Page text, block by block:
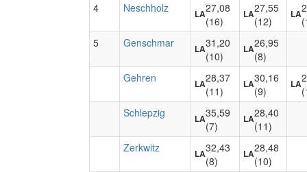
4
Neschholz LA27,08
(16)
LA27,55
(12)
LA
5
Genschmar LA31,20
(10)
LA26,95
(8)
Gehren
LA28,37
(11)
LA30,16
(9)
LA
Schlepzig
LA35,59
(7)
LA28,40
(11)
Zerkwitz
LA32,43
(8)
LA28,48
(10)